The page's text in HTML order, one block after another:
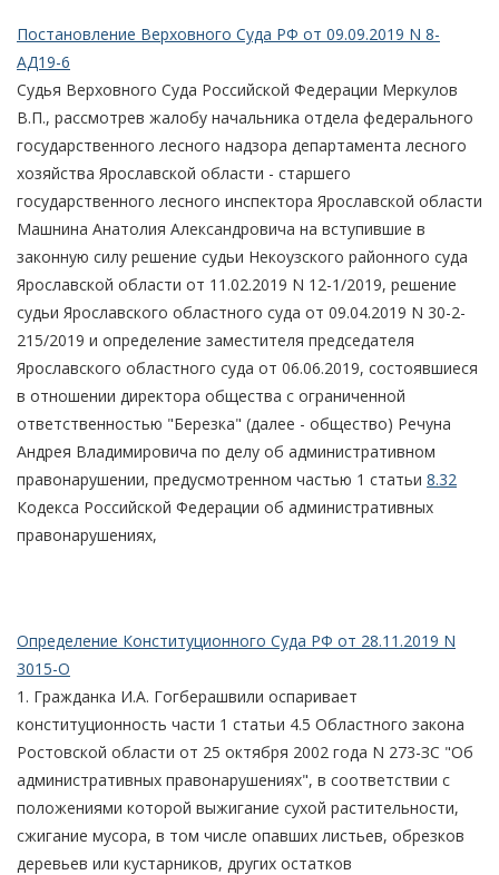
Постановление Верховного Суда РФ от 09.09.2019 N 8-
АД19-6
Судья Верховного Суда Российской Федерации Меркулов
В.П., рассмотрев жалобу начальника отдела федерального
государственного лесного надзора департамента лесного
хозяйства Ярославской области - старшего
государственного лесного инспектора Ярославской области
Машнина Анатолия Александровича на вступившие в
законную силу решение судьи Некоузского районного суда
Ярославской области от 11.02.2019 N 12-1/2019, решение
судьи Ярославского областного суда от 09.04.2019 N 30-2-
215/2019 и определение заместителя председателя
Ярославского областного суда от 06.06.2019, состоявшиеся
в отношении директора общества с ограниченной
ответственностью "Березка" (далее - общество) Речуна
Андрея Владимировича по делу об административном
правонарушении, предусмотренном частью 1 статьи 8.32
Кодекса Российской Федерации об административных
правонарушениях,
Определение Конституционного Суда РФ от 28.11.2019 N
3015-О
1. Гражданка И.А. Гогберашвили оспаривает
конституционность части 1 статьи 4.5 Областного закона
Ростовской области от 25 октября 2002 года N 273-ЗС "Об
административных правонарушениях", в соответствии с
положениями которой выжигание сухой растительности,
сжигание мусора, в том числе опавших листьев, обрезков
деревьев или кустарников, других остатков